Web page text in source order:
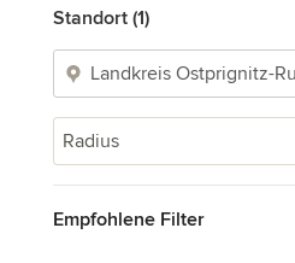
Standort (1)
Radius
Empfohlene Filter